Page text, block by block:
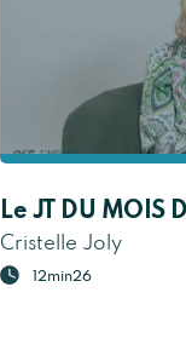
Le JT DU MOIS
Cristelle Joly
12min26